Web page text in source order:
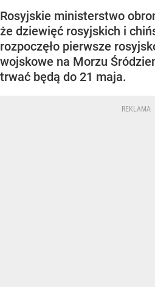
Rosyjskie ministerstwo
że dziewięć rosyjskich i
rozpoczęło pierwsze
wojskowe na Morzu
trwać będą do 21 maja.